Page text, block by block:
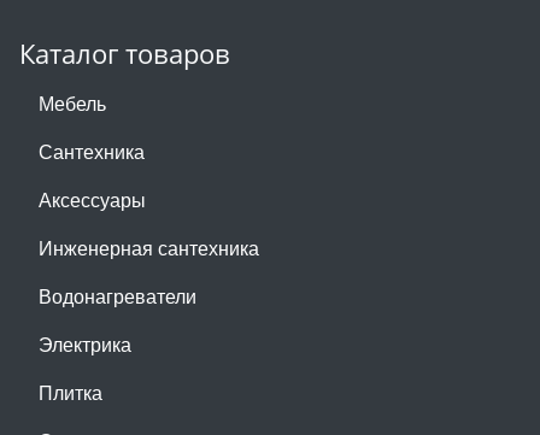
Каталог товаров
Мебель
Сантехника
Аксессуары
Инженерная сантехника
Водонагреватели
Электрика
Плитка